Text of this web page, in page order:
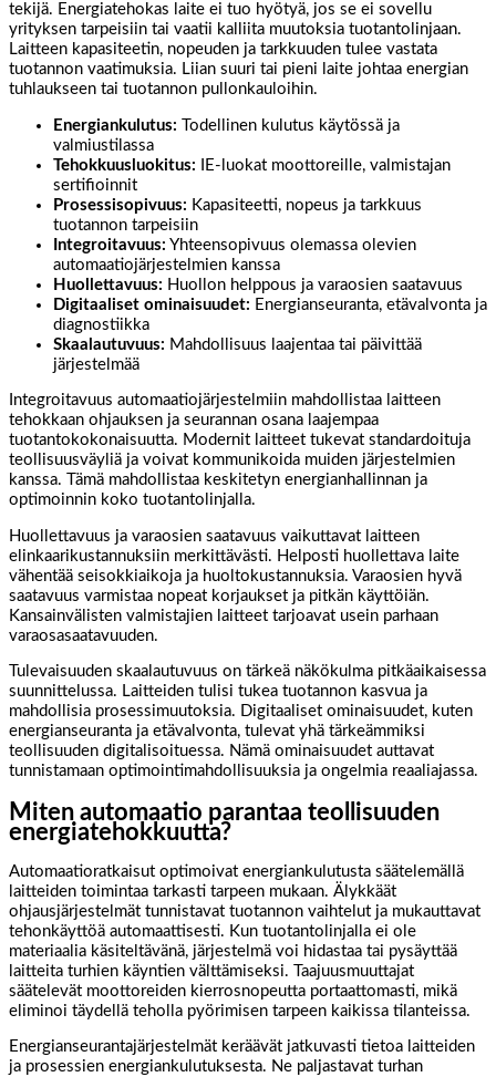
tekijä. Energiatehokas laite ei tuo hyötyä, jos se ei sovellu
yrityksen tarpeisiin tai vaatii kalliita muutoksia tuotantolinjaan.
Laitteen kapasiteetin, nopeuden ja tarkkuuden tulee vastata
tuotannon vaatimuksia. Liian suuri tai pieni laite johtaa energian
tuhlaukseen tai tuotannon pullonkauloihin.
Energiankulutus: Todellinen kulutus käytössä ja
valmiustilassa
Tehokkuusluokitus: IE-luokat moottoreille, valmistajan
sertifioinnit
Prosessisopivuus: Kapasiteetti, nopeus ja tarkkuus
tuotannon tarpeisiin
Integroitavuus: Yhteensopivuus olemassa olevien
automaatiojärjestelmien kanssa
Huollettavuus: Huollon helppous ja varaosien saatavuus
Digitaaliset ominaisuudet: Energianseuranta, etävalvonta ja
diagnostiikka
Skaalautuvuus: Mahdollisuus laajentaa tai päivittää
järjestelmää
Integroitavuus automaatiojärjestelmiin mahdollistaa laitteen
tehokkaan ohjauksen ja seurannan osana laajempaa
tuotantokokonaisuutta. Modernit laitteet tukevat standardoituja
teollisuusväyliä ja voivat kommunikoida muiden järjestelmien
kanssa. Tämä mahdollistaa keskitetyn energianhallinnan ja
optimoinnin koko tuotantolinjalla.
Huollettavuus ja varaosien saatavuus vaikuttavat laitteen
elinkaarikustannuksiin merkittävästi. Helposti huollettava laite
vähentää seisokkiaikoja ja huoltokustannuksia. Varaosien hyvä
saatavuus varmistaa nopeat korjaukset ja pitkän käyttöiän.
Kansainvälisten valmistajien laitteet tarjoavat usein parhaan
varaosasaatavuuden.
Tulevaisuuden skaalautuvuus on tärkeä näkökulma pitkäaikaisessa
suunnittelussa. Laitteiden tulisi tukea tuotannon kasvua ja
mahdollisia prosessimuutoksia. Digitaaliset ominaisuudet, kuten
energianseuranta ja etävalvonta, tulevat yhä tärkeämmiksi
teollisuuden digitalisoituessa. Nämä ominaisuudet auttavat
tunnistamaan optimointimahdollisuuksia ja ongelmia reaaliajassa.
Miten automaatio parantaa teollisuuden
energiatehokkuutta?
Automaatioratkaisut optimoivat energiankulutusta säätelemällä
laitteiden toimintaa tarkasti tarpeen mukaan. Älykkäät
ohjausjärjestelmät tunnistavat tuotannon vaihtelut ja mukauttavat
tehonkäyttöä automaattisesti. Kun tuotantolinjalla ei ole
materiaalia käsiteltävänä, järjestelmä voi hidastaa tai pysäyttää
laitteita turhien käyntien välttämiseksi. Taajuusmuuttajat
säätelevät moottoreiden kierrosnopeutta portaattomasti, mikä
eliminoi täydellä teholla pyörimisen tarpeen kaikissa tilanteissa.
Energianseurantajärjestelmät keräävät jatkuvasti tietoa laitteiden
ja prosessien energiankulutuksesta. Ne paljastavat turhan